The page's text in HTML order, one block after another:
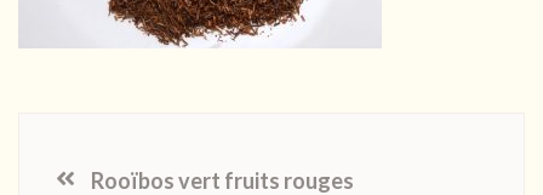
Rooïbos vert fruits rouges